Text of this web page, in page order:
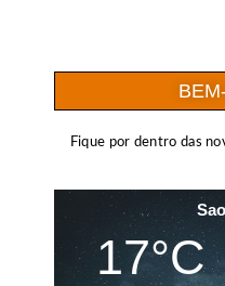
Fique por dentro das
17°C